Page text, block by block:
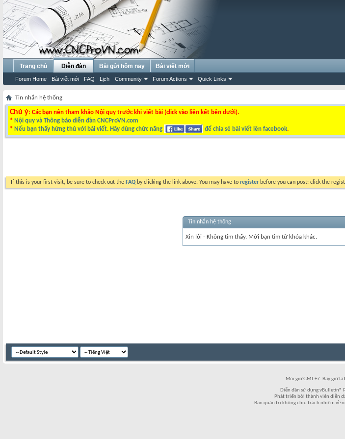
Trang chủ Diễn đàn
Forum Home Bài viết mới FAQ Lịch Community Forum Actions Quick Links
Bài gửi hôm nay Bài viết mới
Tin nhắn hệ thống
Chú ý: Các bạn nên tham khảo Nội quy trước khi viết bài (click vào liên kết bên dưới).
* Nội quy và Thông báo diễn đàn CNCProVN.com
* Nếu bạn thấy hứng thú với bài viết. Hãy dùng chức năng để chia sẻ bài viết lên facebook.
If this is your first visit, be sure to check out the FAQ by clicking the link above. You may have to register before you can post: click the
Tin nhắn hệ thống
Xin lỗi - Không tìm thấy. Mời bạn tìm từ khóa khác.
Múi giờ GMT +7. Bây giờ là
Diễn đàn sử dụng vBulletin®
Phát triển bởi thành viên diễn
Ban quản trị không chịu trách nhiệm về